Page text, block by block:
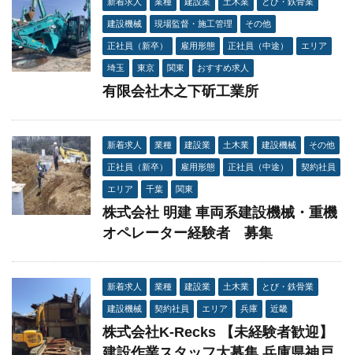
建設機械 現場監督・施工管理 その他
正社員（新卒） 雇用形態 正社員（中途） エリア
埼玉 東京 関東 おすすめ求人
有限会社木之下斫工業所
新着求人 業種 建設業 土木業 建設機械 その他
正社員（新卒） 雇用形態 正社員（中途） 契約社員
エリア 千葉 関東
株式会社 明建 車両系建設機械・重機
オペレーター経験者 募集
新着求人 業種 建設業 土木業 とび・鉄骨業
建設機械 契約社員 エリア 兵庫 近畿
株式会社K-Recks 【未経験者歓迎】